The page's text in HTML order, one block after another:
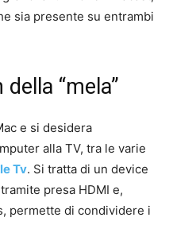
sia presente su entrambi
“mela”
e si desidera
alla TV, tra le varie
Tv. Si tratta di un device
presa HDMI e,
permette di condividere i